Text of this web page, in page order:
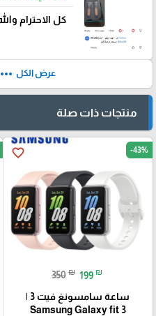
كل الاحترام
عرض الكل more_horiz
منتجات ذات صلة
favorite_border -43%
350 ₪ 199 ₪
ساعة سامسونغ فيت 3 |
Samsung Galaxy fit 3